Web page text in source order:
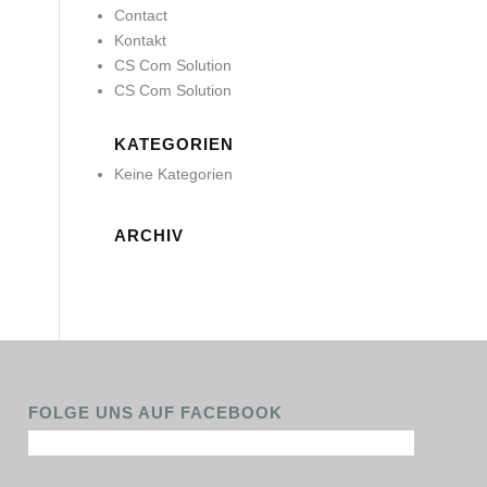
Contact
Kontakt
CS Com Solution
CS Com Solution
KATEGORIEN
Keine Kategorien
ARCHIV
FOLGE UNS AUF FACEBOOK